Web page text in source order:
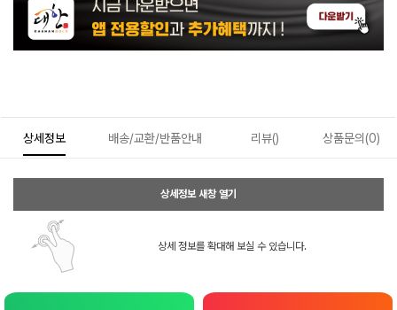
상세정보 배송/교환/반품안내 리뷰() 상품문의(0)
상세정보 새창 열기
상세 정보를 확대해 보실 수 있습니다.